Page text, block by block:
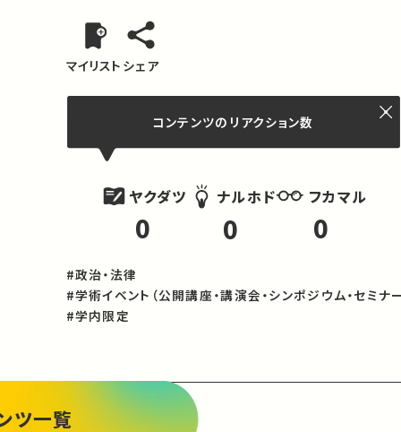
マイリスト シェア
コンテンツの リアクション数
ヤクダツ
0
ナルホド
0
フカマル
0
#政治・法律
#学術イベント（公開講座・講演会・シンポジウム・セミナ
#学内限定
ツ一覧